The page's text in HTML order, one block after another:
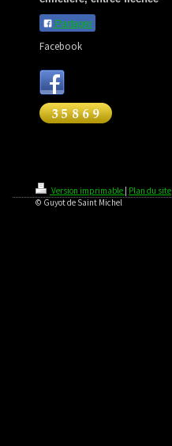
Partager
Facebook
Version imprimable | Plan du site
© Guyot de Saint Michel